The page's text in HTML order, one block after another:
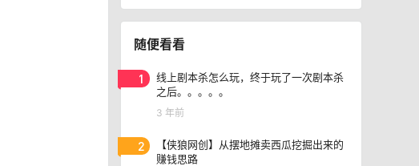
随便看看
1
线上剧本杀怎么玩，终于玩了一次剧本杀
之后。。。。。
3 年前
2
【侠狼网创】从摆地摊卖西瓜挖掘出来的
赚钱思路